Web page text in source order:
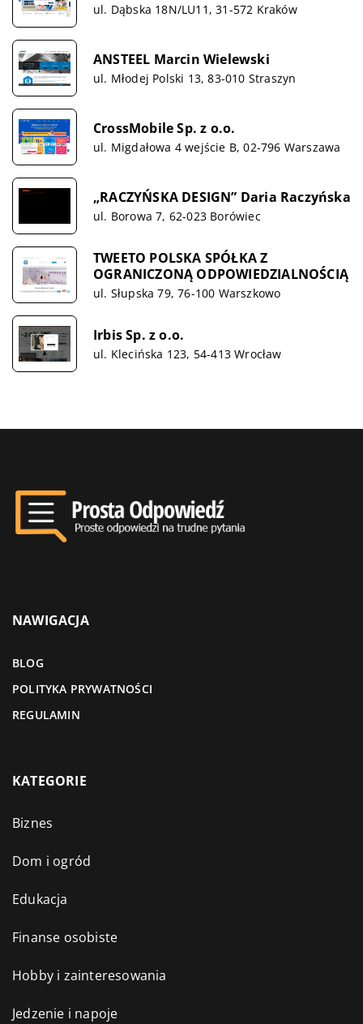
ul. Dąbska 18N/LU11, 31-572 Kraków
ANSTEEL Marcin Wielewski
ul. Młodej Polski 13, 83-010 Straszyn
CrossMobile Sp. z o.o.
ul. Migdałowa 4 wejście B, 02-796 Warszawa
„RACZYŃSKA DESIGN” Daria Raczyńska
ul. Borowa 7, 62-023 Borówiec
TWEETO POLSKA SPÓŁKA Z
OGRANICZONĄ ODPOWIEDZIALNOŚCIĄ
ul. Słupska 79, 76-100 Warszkowo
Irbis Sp. z o.o.
ul. Klecińska 123, 54-413 Wrocław
NAWIGACJA
BLOG
POLITYKA PRYWATNOŚCI
REGULAMIN
KATEGORIE
Biznes
Dom i ogród
Edukacja
Finanse osobiste
Hobby i zainteresowania
Jedzenie i napoje